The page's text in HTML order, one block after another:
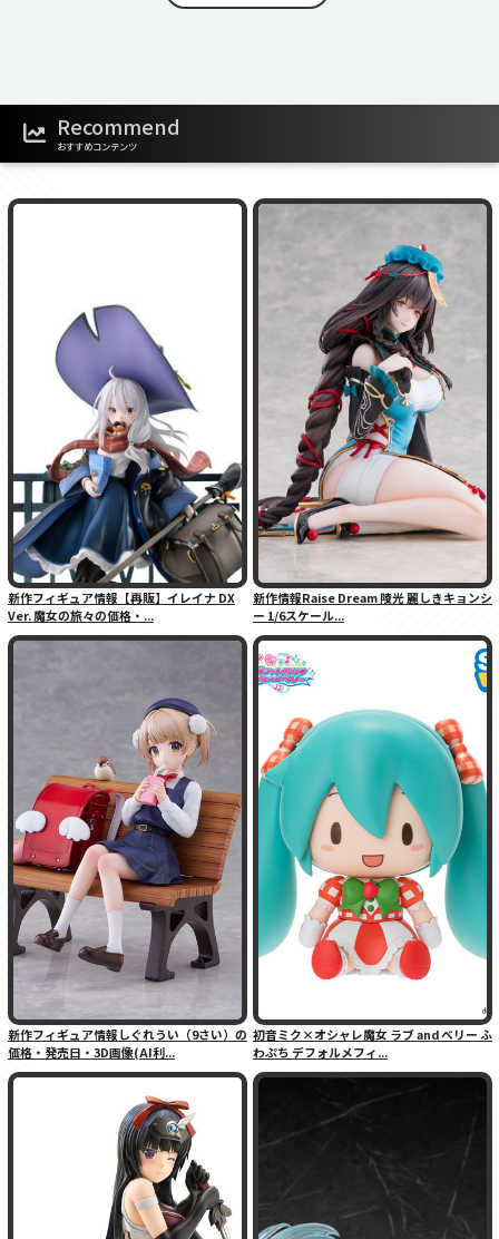
Recommend
おすすめコンテンツ
新作フィギュア情報【再販】イレイナ DX
Ver. 魔女の旅々の価格・...
新作情報Raise Dream 陵光 麗しきキョンシ
ー 1/6スケール...
新作フィギュア情報しぐれうい（9さい）の
価格・発売日・3D画像(AI利...
初音ミク×オシャレ魔女 ラブ and ベリー ふ
わぷち デフォルメフィ...